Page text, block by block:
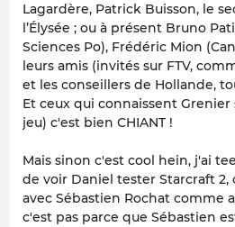
Lagardère, Patrick Buisson, le
l’Élysée ; ou à présent Bruno
Sciences Po), Frédéric Mion
leurs amis (invités sur FTV,
et les conseillers de Hollande,
Et ceux qui connaissent
jeu) c'est bien CHIANT !
Mais sinon c'est cool hein, j'ai
de voir Daniel tester Starcraft
avec Sébastien Rochat comme
c'est pas parce que Sébastien